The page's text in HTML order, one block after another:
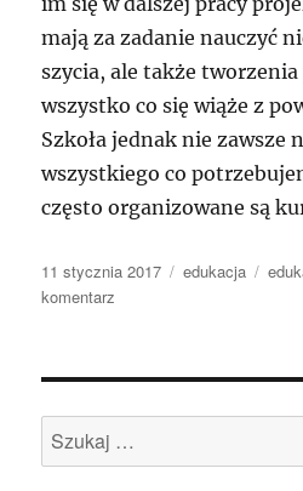
mają za zadanie nauczyć
szycia, ale także
wszystko co się wiąże z
Szkoła jednak nie zawsze
wszystkiego co
często organizowane są
Data
publikacji
11 stycznia 2017 Kategorie
edukacja Tagi
komentarz
–
z
przyszłością
Szukaj: